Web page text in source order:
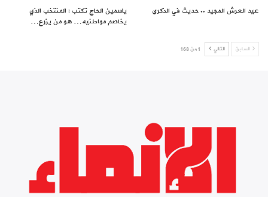
عيد العرش المجيد .. حديث في الذكرى
ياسمين الحاج تكتب : المنتخب الذي
يخاصم مواطنيه… هو من يزرع…
السابق التالي 1 من 168